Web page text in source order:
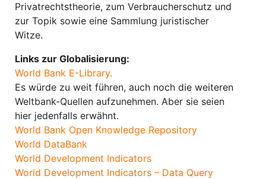
Privatrechtstheorie, zum Verbraucherschutz und
zur Topik sowie eine Sammlung juristischer
Witze.
Links zur Globalisierung:
World Bank E-Library.
Es würde zu weit führen, auch noch die weiteren
Weltbank-Quellen aufzunehmen. Aber sie seien
hier jedenfalls erwähnt.
World Bank Open Knowledge Repository
World DataBank
World Development Indicators
World Development Indicators – Data Query